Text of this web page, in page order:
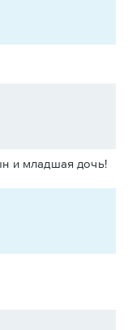
и младшая дочь!